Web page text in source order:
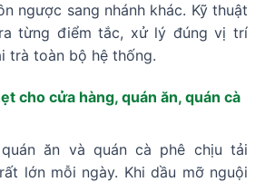
ngược sang nhánh khác. Kỹ thuật
từng điểm tắc, xử lý đúng vị trí
trà toàn bộ hệ thống.
cho cửa hàng, quán ăn, quán cà
ăn và quán cà phê chịu tải
lớn mỗi ngày. Khi dầu mỡ nguội